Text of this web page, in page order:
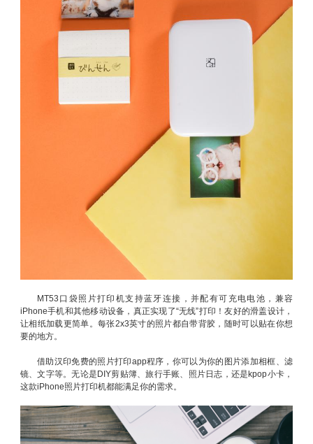
MT53口袋照片打印机支持蓝牙连接，并配有可充电电池，兼容
iPhone手机和其他移动设备，真正实现了“无线”打印！友好的滑盖设计，
让相纸加载更简单。每张2x3英寸的照片都自带背胶，随时可以贴在你想
要的地方。
借助汉印免费的照片打印app程序，你可以为你的图片添加相框、滤
镜、文字等。无论是DIY剪贴簿、旅行手账、照片日志，还是kpop小卡，
这款iPhone照片打印机都能满足你的需求。